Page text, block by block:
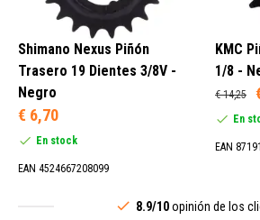
Shimano Nexus Piñón
Trasero 19 Dientes 3/8V -
Negro
€ 6,70
En stock
EAN 4524667208099
KMC
1/8 -
€ 14,25
En
EAN
8.9/10opinión de los